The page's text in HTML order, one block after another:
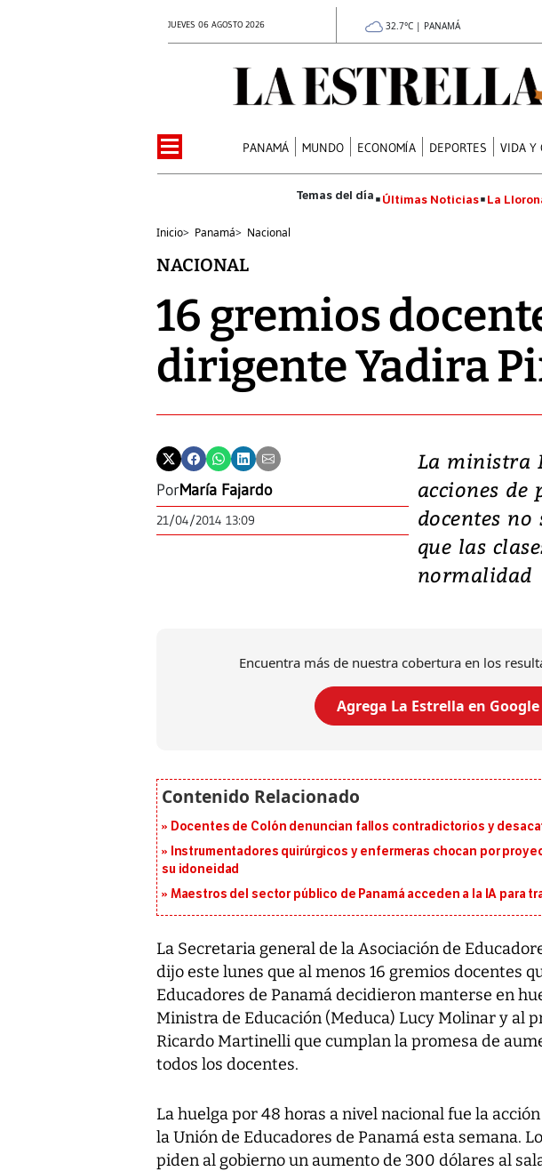
JUEVES 06 AGOSTO 2026 32.7°C | PANAMÁ
PANAMÁ MUNDO ECONOMÍA DEPORTES VIDA Y
Últimas Noticias La
Inicio> Panamá> Nacional
NACIONAL
16 gremios
dirigente Yadira
PorMaría Fajardo
21/04/2014 13:09
La ministra
acciones de
docentes
que las
normalidad
Encuentra más de nuestra cobertura en los
Agrega La Estrella en
Docentes de Colón denuncian fallos contradictorios y
Instrumentadores quirúrgicos y enfermeras chocan por
su idoneidad
Maestros del sector público de Panamá acceden a la IA para
La Secretaria general de la Asociación de
dijo este lunes que al menos 16 gremios docentes
Educadores de Panamá decidieron manterse en
Ministra de Educación (Meduca) Lucy Molinar y al
Ricardo Martinelli que cumplan la promesa de
todos los docentes.
La huelga por 48 horas a nivel nacional fue la
la Unión de Educadores de Panamá esta semana.
piden al gobierno un aumento de 300 dólares al
al